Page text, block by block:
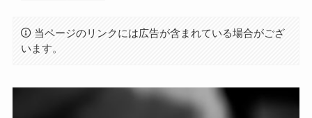
当ページのリンクには広告が含まれている場合がござ
います。